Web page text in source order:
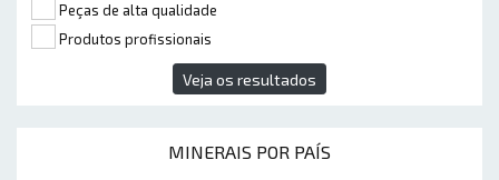
Peças de alta qualidade
Produtos profissionais
Veja os resultados
MINERAIS POR PAÍS